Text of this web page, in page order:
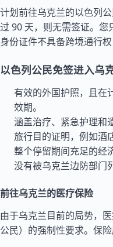
计划前往乌克兰的以色列
过 90 天，则无需签证。您
身份证件不具备跨境通行
以色列公民免签进入乌
有效的外国护照，且在
效期。
涵盖治疗、紧急护理和
旅行目的证明，例如酒
整个停留期间充足的经
没有被乌克兰边防部门
前往乌克兰的医疗保险
由于乌克兰目前的局势，
公民）的强制性要求。保